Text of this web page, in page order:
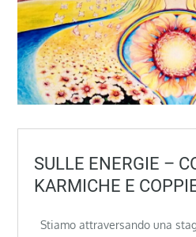
SULLE ENERGIE –
KARMICHE E
Stiamo attraversando una